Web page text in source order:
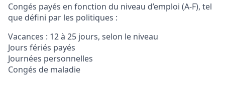
Congés payés en fonction du niveau d’emploi (A‑F), tel
que défini par les politiques :
Vacances : 12 à 25 jours, selon le niveau
Jours fériés payés
Journées personnelles
Congés de maladie